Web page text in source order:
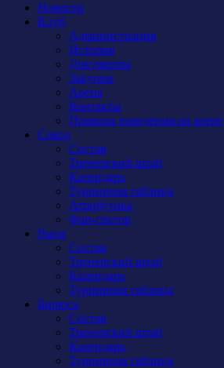
Новости
Клуб
Администрация
История
Документы
Закупки
Арена
Контакты
Правила поведения на арене
Сокол
Состав
Тренерский штаб
Календарь
Турнирная таблица
Атрибутика
Фан-сектор
Рыси
Состав
Тренерский штаб
Календарь
Турнирная таблица
Бирюса
Состав
Тренерский штаб
Календарь
Турнирная таблица